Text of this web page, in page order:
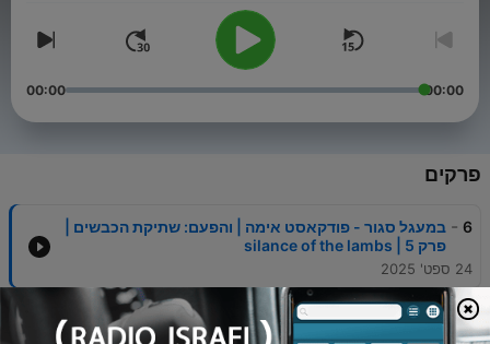
00:00
00:00
פרקים
6
- במעגל סגור - פודקאסט אימה | והפעם: שתיקת הכבשים |
פרק 5 | silance of the lambs
24 ספט' 2025
5
-
במעגל סגור - פודקאסט אימה | והפעם: לזמן את הרוע |
פרק 4